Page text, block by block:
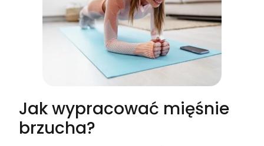
Jak wypracować mięśnie
brzucha?